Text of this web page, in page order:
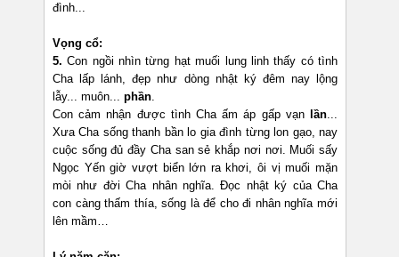
đình...
Vọng cổ:
5. Con ngồi nhìn từng hạt muối lung linh thấy có tình
Cha lấp lánh, đẹp như dòng nhật ký đêm nay lộng
lẫy... muôn... phần.
Con cảm nhận được tình Cha ấm áp gấp vạn
lần...
Xưa Cha sống thanh bần lo gia đình từng lon gạo, nay
cuộc sống đủ đầy Cha san sẻ khắp nơi nơi. Muối sấy
Ngọc Yến giờ vượt biển lớn ra khơi, ôi vị muối mặn
mòi như đời Cha nhân nghĩa. Đọc nhật ký của Cha
con càng thấm thía, sống là để cho đi nhân nghĩa mới
lên mầm…